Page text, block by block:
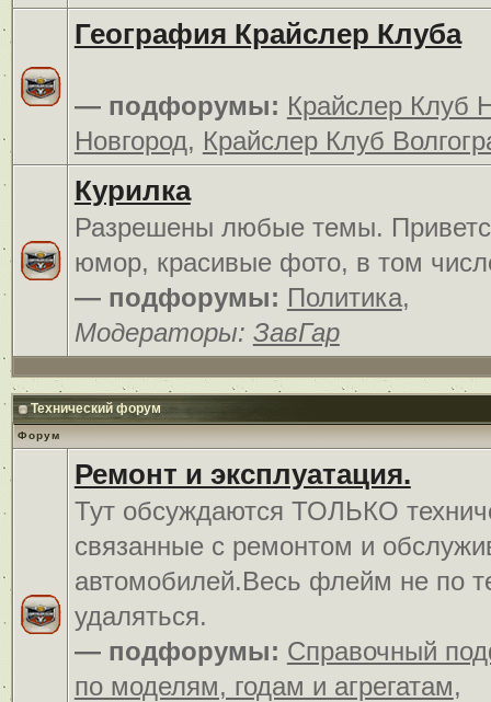
География Крайслер Клуба
— подфорумы: Крайслер Клуб
Новгород, Крайслер Клуб
Курилка
Разрешены любые темы.
юмор, красивые фото, в том
— подфорумы: Политика,
Модераторы: ЗавГар
Технический форум
Форум
Ремонт и эксплуатация.
Тут обсуждаются ТОЛЬКО
связанные с ремонтом и
автомобилей.Весь флейм не по
удаляться.
— подфорумы: Справочный
по моделям, годам и агрегатам,